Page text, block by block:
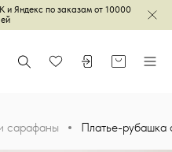
и Яндекс по заказам от 10000
Поиск ИзбранноеВойти илиКорзинаМеню
сарафаны Платье-рубашка